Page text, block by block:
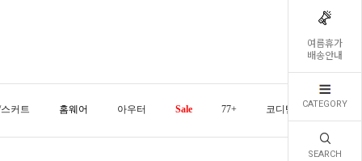
여름휴가
배송안내
CATEGORY
SEARCH
커트 홈웨어 아우터 Sale 77+ 코디템 오늘발송